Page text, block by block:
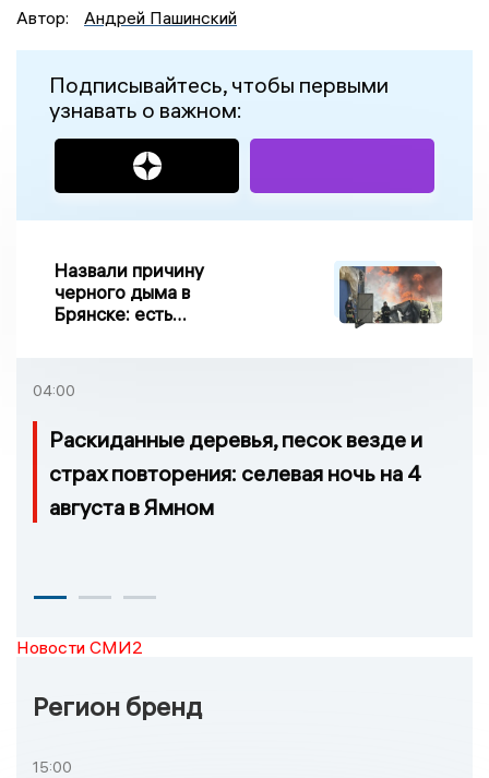
Автор:
Андрей Пашинский
Подписывайтесь, чтобы первыми
узнавать о важном:
Назвали причину
черного дыма в
Брянске: есть
04:00
Раскиданные деревья, песок везде и
страх повторения: селевая ночь на 4
августа в Ямном
Новости СМИ2
Регион бренд
15:00